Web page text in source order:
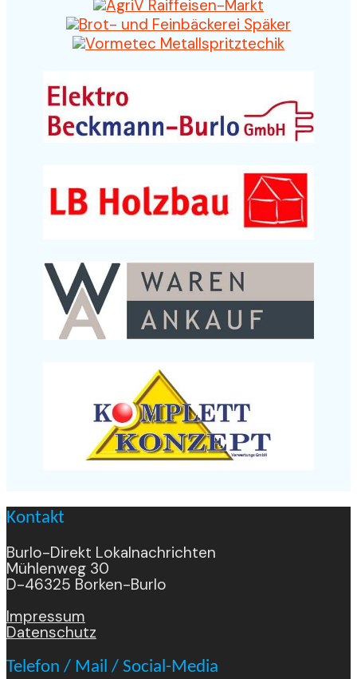
Kontakt
Burlo-Direkt Lokalnachrichten
Mühlenweg 30
D-46325 Borken-Burlo
Impressum
Datenschutz
Telefon / Mail / Social-Media